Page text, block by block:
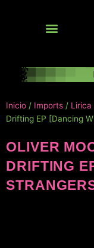
Inicio / Imports / Lirica
Drifting EP [Dancing
OLIVER
DRIFTING